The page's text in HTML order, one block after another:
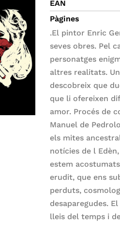
EAN
Pàgines
.El pintor Enric
seves obres. Pel
personatges
altres realitats.
descobreix que
que li ofereixen
amor. Procés de
Manuel de
els mites
notícies de l
estem
erudit, que ens
perduts,
desaparegudes.
lleis del temps i